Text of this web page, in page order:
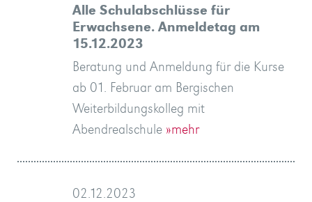
Alle Schulabschlüsse für
Erwachsene. Anmeldetag am
15.12.2023
Beratung und Anmeldung für die Kurse
ab 01. Februar am Bergischen
Weiterbildungskolleg mit
Abendrealschule »mehr
02.12.2023